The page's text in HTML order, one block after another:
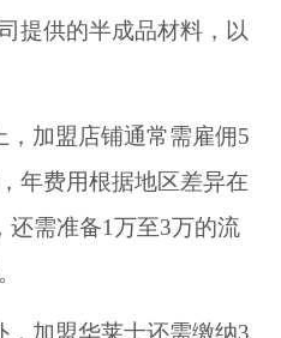
提供的半成品材料，以
加盟店铺通常需雇佣5
年费用根据地区差异在
还需准备1万至3万的流